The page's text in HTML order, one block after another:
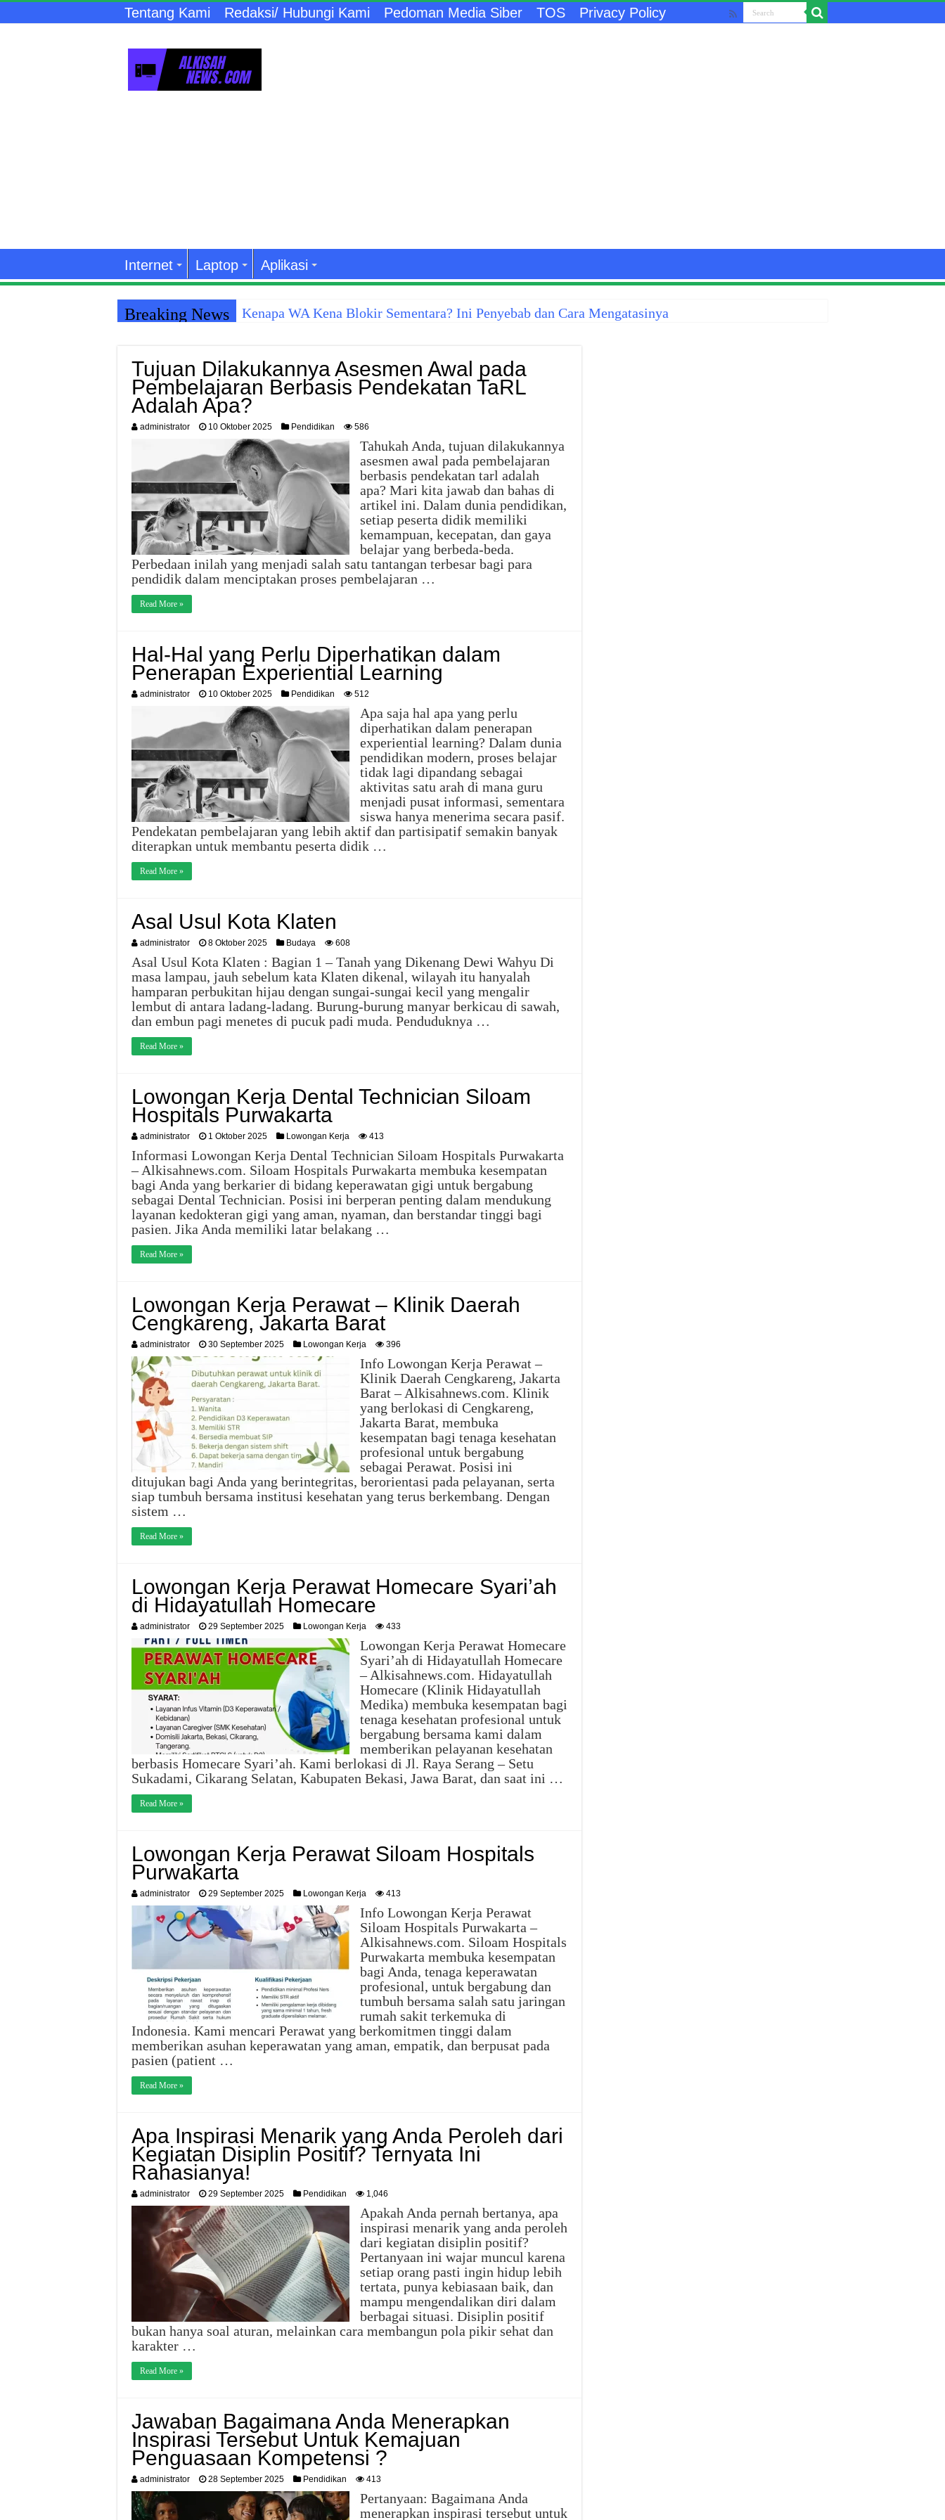
Tentang Kami Redaksi/ Hubungi Kami Pedoman Media Siber TOS Privacy Policy
Internet Laptop Aplikasi
Breaking News Kenapa WA Kena Blokir Sementara? Ini Penyebab dan Cara Mengatasinya
Tujuan Dilakukannya Asesmen Awal pada
Pembelajaran Berbasis Pendekatan TaRL
Adalah Apa?
administrator 10 Oktober 2025 Pendidikan 586
Tahukah Anda, tujuan dilakukannya
asesmen awal pada pembelajaran
berbasis pendekatan tarl adalah
apa? Mari kita jawab dan bahas di
artikel ini. Dalam dunia pendidikan,
setiap peserta didik memiliki
kemampuan, kecepatan, dan gaya
belajar yang berbeda-beda.
Perbedaan inilah yang menjadi salah satu tantangan terbesar bagi para
pendidik dalam menciptakan proses pembelajaran …
Read More »
Hal-Hal yang Perlu Diperhatikan dalam
Penerapan Experiential Learning
administrator 10 Oktober 2025 Pendidikan 512
Apa saja hal apa yang perlu
diperhatikan dalam penerapan
experiential learning? Dalam dunia
pendidikan modern, proses belajar
tidak lagi dipandang sebagai
aktivitas satu arah di mana guru
menjadi pusat informasi, sementara
siswa hanya menerima secara pasif.
Pendekatan pembelajaran yang lebih aktif dan partisipatif semakin banyak
diterapkan untuk membantu peserta didik …
Read More »
Asal Usul Kota Klaten
administrator 8 Oktober 2025 Budaya 608
Asal Usul Kota Klaten : Bagian 1 – Tanah yang Dikenang Dewi Wahyu Di
masa lampau, jauh sebelum kata Klaten dikenal, wilayah itu hanyalah
hamparan perbukitan hijau dengan sungai-sungai kecil yang mengalir
lembut di antara ladang-ladang. Burung-burung manyar berkicau di sawah,
dan embun pagi menetes di pucuk padi muda. Penduduknya …
Read More »
Lowongan Kerja Dental Technician Siloam
Hospitals Purwakarta
administrator 1 Oktober 2025 Lowongan Kerja 413
Informasi Lowongan Kerja Dental Technician Siloam Hospitals Purwakarta
– Alkisahnews.com. Siloam Hospitals Purwakarta membuka kesempatan
bagi Anda yang berkarier di bidang keperawatan gigi untuk bergabung
sebagai Dental Technician. Posisi ini berperan penting dalam mendukung
layanan kedokteran gigi yang aman, nyaman, dan berstandar tinggi bagi
pasien. Jika Anda memiliki latar belakang …
Read More »
Lowongan Kerja Perawat – Klinik Daerah
Cengkareng, Jakarta Barat
administrator 30 September 2025 Lowongan Kerja 396
Info Lowongan Kerja Perawat –
Klinik Daerah Cengkareng, Jakarta
Barat – Alkisahnews.com. Klinik
yang berlokasi di Cengkareng,
Jakarta Barat, membuka
kesempatan bagi tenaga kesehatan
profesional untuk bergabung
sebagai Perawat. Posisi ini
ditujukan bagi Anda yang berintegritas, berorientasi pada pelayanan, serta
siap tumbuh bersama institusi kesehatan yang terus berkembang. Dengan
sistem …
Read More »
Lowongan Kerja Perawat Homecare Syari’ah
di Hidayatullah Homecare
administrator 29 September 2025 Lowongan Kerja 433
Lowongan Kerja Perawat Homecare
Syari’ah di Hidayatullah Homecare
– Alkisahnews.com. Hidayatullah
Homecare (Klinik Hidayatullah
Medika) membuka kesempatan bagi
tenaga kesehatan profesional untuk
bergabung bersama kami dalam
memberikan pelayanan kesehatan
berbasis Homecare Syari’ah. Kami berlokasi di Jl. Raya Serang – Setu
Sukadami, Cikarang Selatan, Kabupaten Bekasi, Jawa Barat, dan saat ini …
Read More »
Lowongan Kerja Perawat Siloam Hospitals
Purwakarta
administrator 29 September 2025 Lowongan Kerja 413
Info Lowongan Kerja Perawat
Siloam Hospitals Purwakarta –
Alkisahnews.com. Siloam Hospitals
Purwakarta membuka kesempatan
bagi Anda, tenaga keperawatan
profesional, untuk bergabung dan
tumbuh bersama salah satu jaringan
rumah sakit terkemuka di
Indonesia. Kami mencari Perawat yang berkomitmen tinggi dalam
memberikan asuhan keperawatan yang aman, empatik, dan berpusat pada
pasien (patient …
Read More »
Apa Inspirasi Menarik yang Anda Peroleh dari
Kegiatan Disiplin Positif? Ternyata Ini
Rahasianya!
administrator 29 September 2025 Pendidikan 1,046
Apakah Anda pernah bertanya, apa
inspirasi menarik yang anda peroleh
dari kegiatan disiplin positif?
Pertanyaan ini wajar muncul karena
setiap orang pasti ingin hidup lebih
tertata, punya kebiasaan baik, dan
mampu mengendalikan diri dalam
berbagai situasi. Disiplin positif
bukan hanya soal aturan, melainkan cara membangun pola pikir sehat dan
karakter …
Read More »
Jawaban Bagaimana Anda Menerapkan
Inspirasi Tersebut Untuk Kemajuan
Penguasaan Kompetensi ?
administrator 28 September 2025 Pendidikan 413
Pertanyaan: Bagaimana Anda
menerapkan inspirasi tersebut untuk